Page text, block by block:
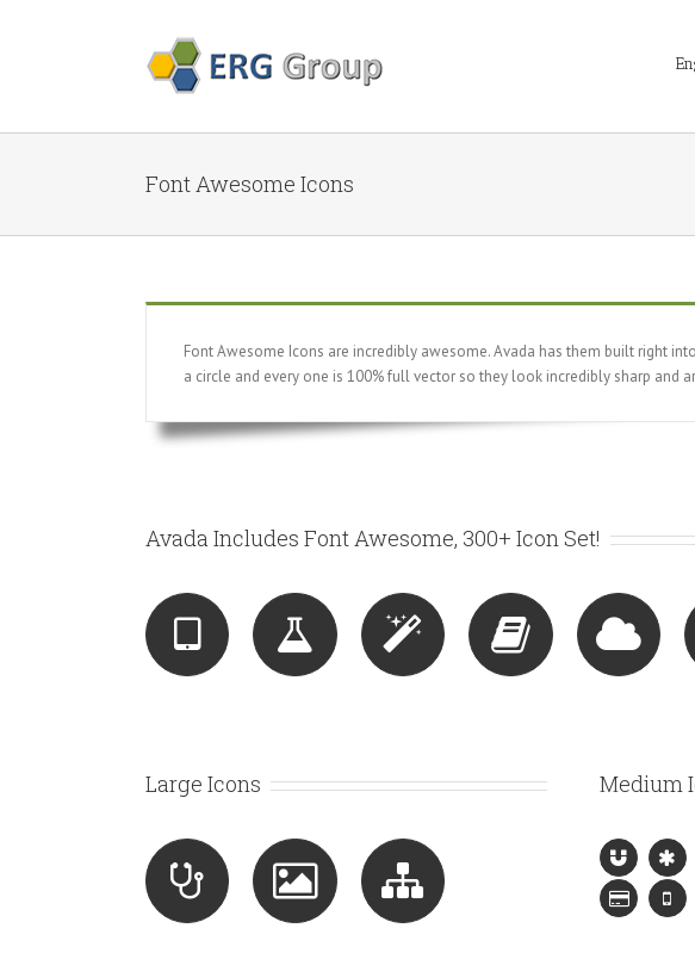
Font Awesome Icons
Font Awesome Icons are incredibly awesome. Avada has them built right
a circle and every one is 100% full vector so they look incredibly sharp and
Avada Includes Font Awesome, 300+ Icon Set!
Large Icons Medium